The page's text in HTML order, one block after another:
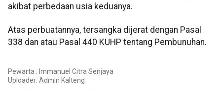
akibat perbedaan usia keduanya.
Atas perbuatannya, tersangka dijerat dengan Pasal
338 dan atau Pasal 440 KUHP tentang Pembunuhan.
Pewarta : Immanuel Citra Senjaya
Uploader: Admin Kalteng